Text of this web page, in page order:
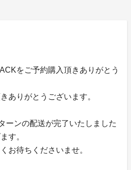
をご予約購入頂きありがとう
ありがとうございます。
ーンの配送が完了いたしました
す。
お待ちくださいませ。